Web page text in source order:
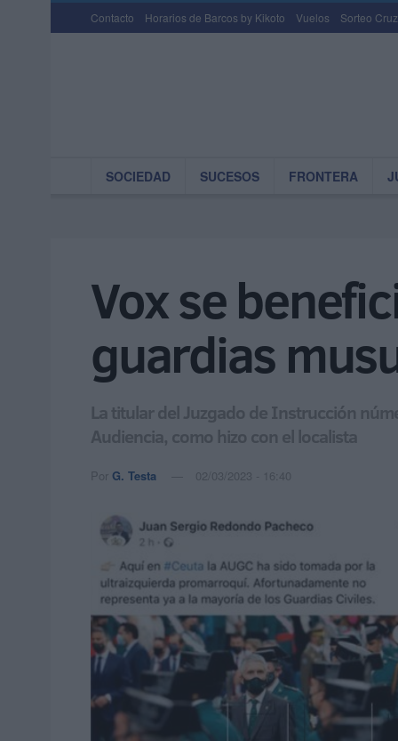
Contacto Horarios de Barcos by Kikoto Vuelos Sorteo
SOCIEDAD SUCESOS FRONTERA
Vox se
guardias
La titular del Juzgado de Instrucción
Audiencia, como hizo con el localista
Por G. Testa 02/03/2023 - 16:40